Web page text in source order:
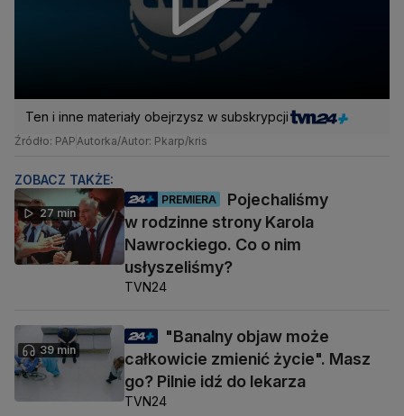
Ten i inne materiały obejrzysz w subskrypcji
Źródło: PAPAutorka/Autor: Pkarp/kris
ZOBACZ TAKŻE:
27 min
PREMIERA
Pojechaliśmy
w rodzinne strony Karola
Nawrockiego. Co o nim
usłyszeliśmy?
TVN24
39 min
"Banalny objaw może
całkowicie zmienić życie". Masz
go? Pilnie idź do lekarza
TVN24